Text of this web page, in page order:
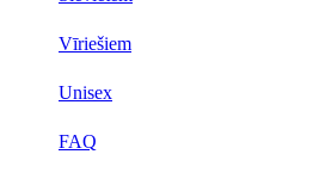
Vīriešiem
Unisex
FAQ